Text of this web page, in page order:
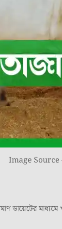
Image Source
ডায়েটের